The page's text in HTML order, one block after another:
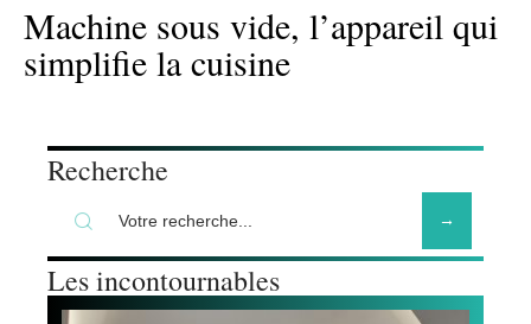
Machine sous vide, l’appareil qui
simplifie la cuisine
Recherche
Les incontournables